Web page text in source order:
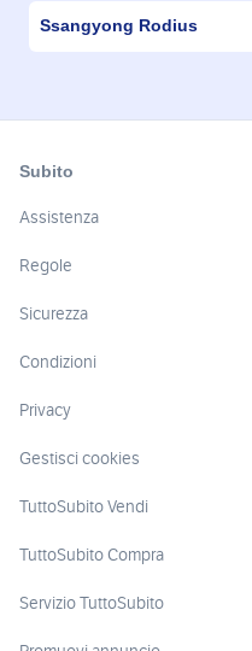
Ssangyong Rodius
Subito
Assistenza
Regole
Sicurezza
Condizioni
Privacy
Gestisci cookies
TuttoSubito Vendi
TuttoSubito Compra
Servizio TuttoSubito